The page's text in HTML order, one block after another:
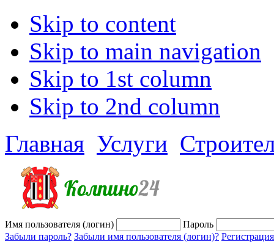
Skip to content
Skip to main navigation
Skip to 1st column
Skip to 2nd column
Главная Услуги
Имя пользователя (логин)
Пароль
Забыли пароль? Забыли имя пользователя (логин)? Регистрация